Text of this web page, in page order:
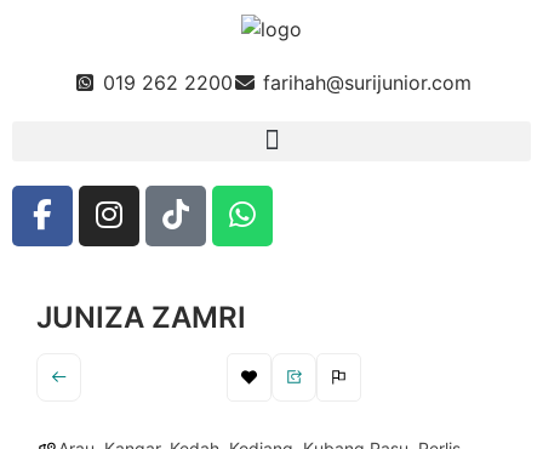
019 262 2200 farihah@surijunior.com
JUNIZA ZAMRI